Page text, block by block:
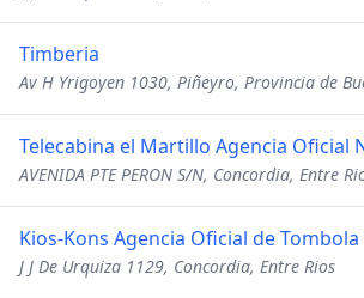
Timberia
Av H Yrigoyen 1030, Piñeyro, Provincia de
Telecabina el Martillo Agencia Oficial
AVENIDA PTE PERON S/N, Concordia, Entre
Kios-Kons Agencia Oficial de Tombola
J J De Urquiza 1129, Concordia, Entre Rios